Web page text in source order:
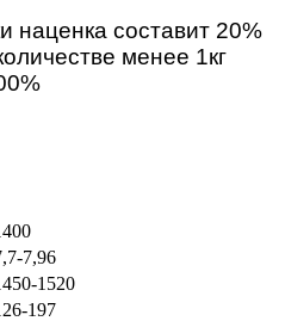
наценка составит 20%
менее 1кг
7,96
1520
197